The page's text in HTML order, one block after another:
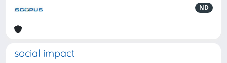
ND
social impact